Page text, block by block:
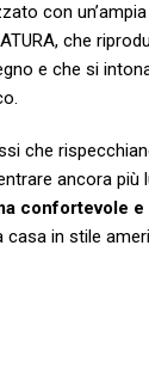
con
che
e che si
che
ancora più
confortevole
in stile